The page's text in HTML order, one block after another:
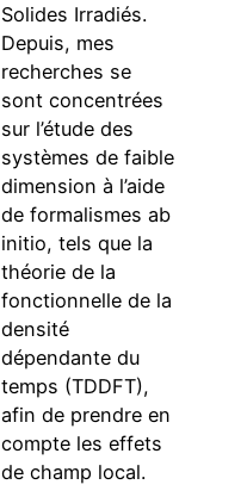
Solides Irradiés.
Depuis, mes
recherches se
sont concentrées
sur l’étude des
systèmes de faible
dimension à l’aide
de formalismes ab
initio, tels que la
théorie de la
fonctionnelle de la
densité
dépendante du
temps (TDDFT),
afin de prendre en
compte les effets
de champ local.